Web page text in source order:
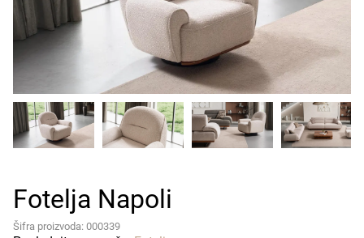
Fotelja Napoli
Šifra proizvoda: 000339